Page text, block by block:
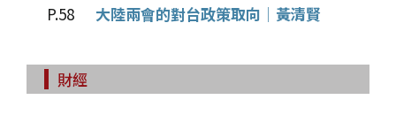
P.58 大陸兩會的對台政策取向│黃清賢
財經